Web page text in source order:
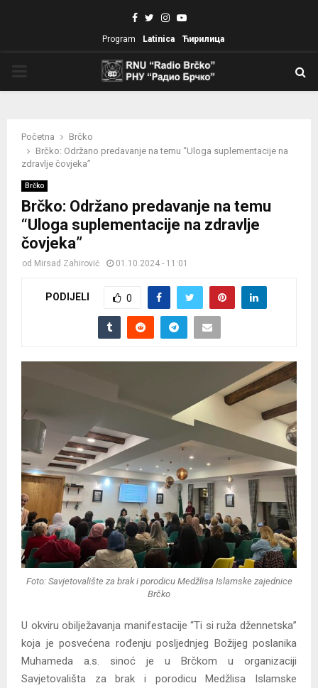
Facebook
TwitterInstagram
Youtube
Program Latinica Ћирилица
Početna
Brčko
Brčko: Održano predavanje na temu “Uloga suplementacije na
zdravlje čovjeka”
Brčko
Brčko: Održano predavanje na temu
“Uloga suplementacije na zdravlje
čovjeka”
od Mirsad Zahirović 01.10.2024 - 11:01
PODIJELI 0
Foto: Savjetovalište za brak i porodicu Medžlisa Islamske zajednice
Brčko
U okviru obilježavanja manifestacije “Ti si ruža džennetska”
koja je posvećena rođenju posljednjeg Božijeg poslanika
Muhameda a.s. sinoć je u Brčkom u organizaciji
Savjetovališta za brak i porodicu Medžlisa Islamske